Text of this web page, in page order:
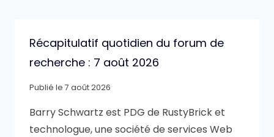
Récapitulatif quotidien du forum de
recherche : 7 août 2026
Publié le 7 août 2026
Barry Schwartz est PDG de RustyBrick et
technologue, une société de services Web